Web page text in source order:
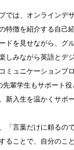
では、オンラインデ
特徴を紹介する自己
ドを見せながら、グ
しみながら英語とデ
ミュニケーションプ
先輩学生もサポート
新入生を温かくサポ
「言葉だけに頼るの
ることで、自分のこ